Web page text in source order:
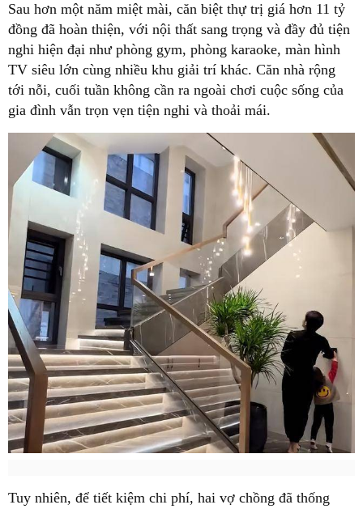
Sau hơn một năm miệt mài, căn biệt thự trị giá hơn 11 tỷ
đồng đã hoàn thiện, với nội thất sang trọng và đầy đủ tiện
nghi hiện đại như phòng gym, phòng karaoke, màn hình
TV siêu lớn cùng nhiều khu giải trí khác. Căn nhà rộng
tới nỗi, cuối tuần không cần ra ngoài chơi cuộc sống của
gia đình vẫn trọn vẹn tiện nghi và thoải mái.
Tuy nhiên, để tiết kiệm chi phí, hai vợ chồng đã thống